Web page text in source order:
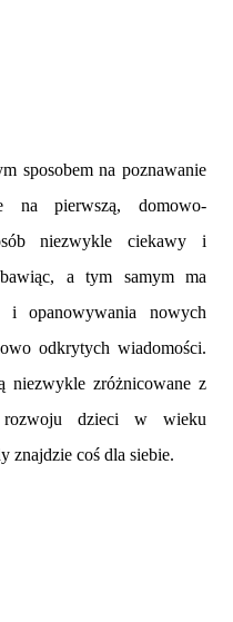
na poznawanie
na pierwszą, domowo-
niezwykle ciekawy i
a tym samym ma
i opanowywania nowych
odkrytych wiadomości.
niezwykle zróżnicowane z
dzieci w wieku
znajdzie coś dla siebie.